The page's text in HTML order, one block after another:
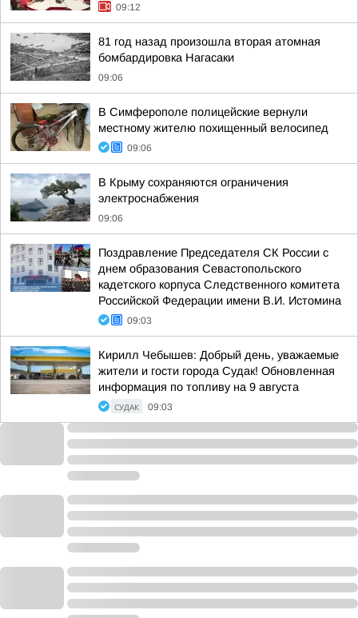
09:12
81 год назад произошла вторая атомная
бомбардировка Нагасаки
09:06
В Симферополе полицейские вернули
местному жителю похищенный велосипед
09:06
В Крыму сохраняются ограничения
электроснабжения
09:06
Поздравление Председателя СК России с
днем образования Севастопольского
кадетского корпуса Следственного комитета
Российской Федерации имени В.И. Истомина
09:03
Кирилл Чебышев: Добрый день, уважаемые
жители и гости города Судак! Обновленная
информация по топливу на 9 августа
СУДАК 09:03